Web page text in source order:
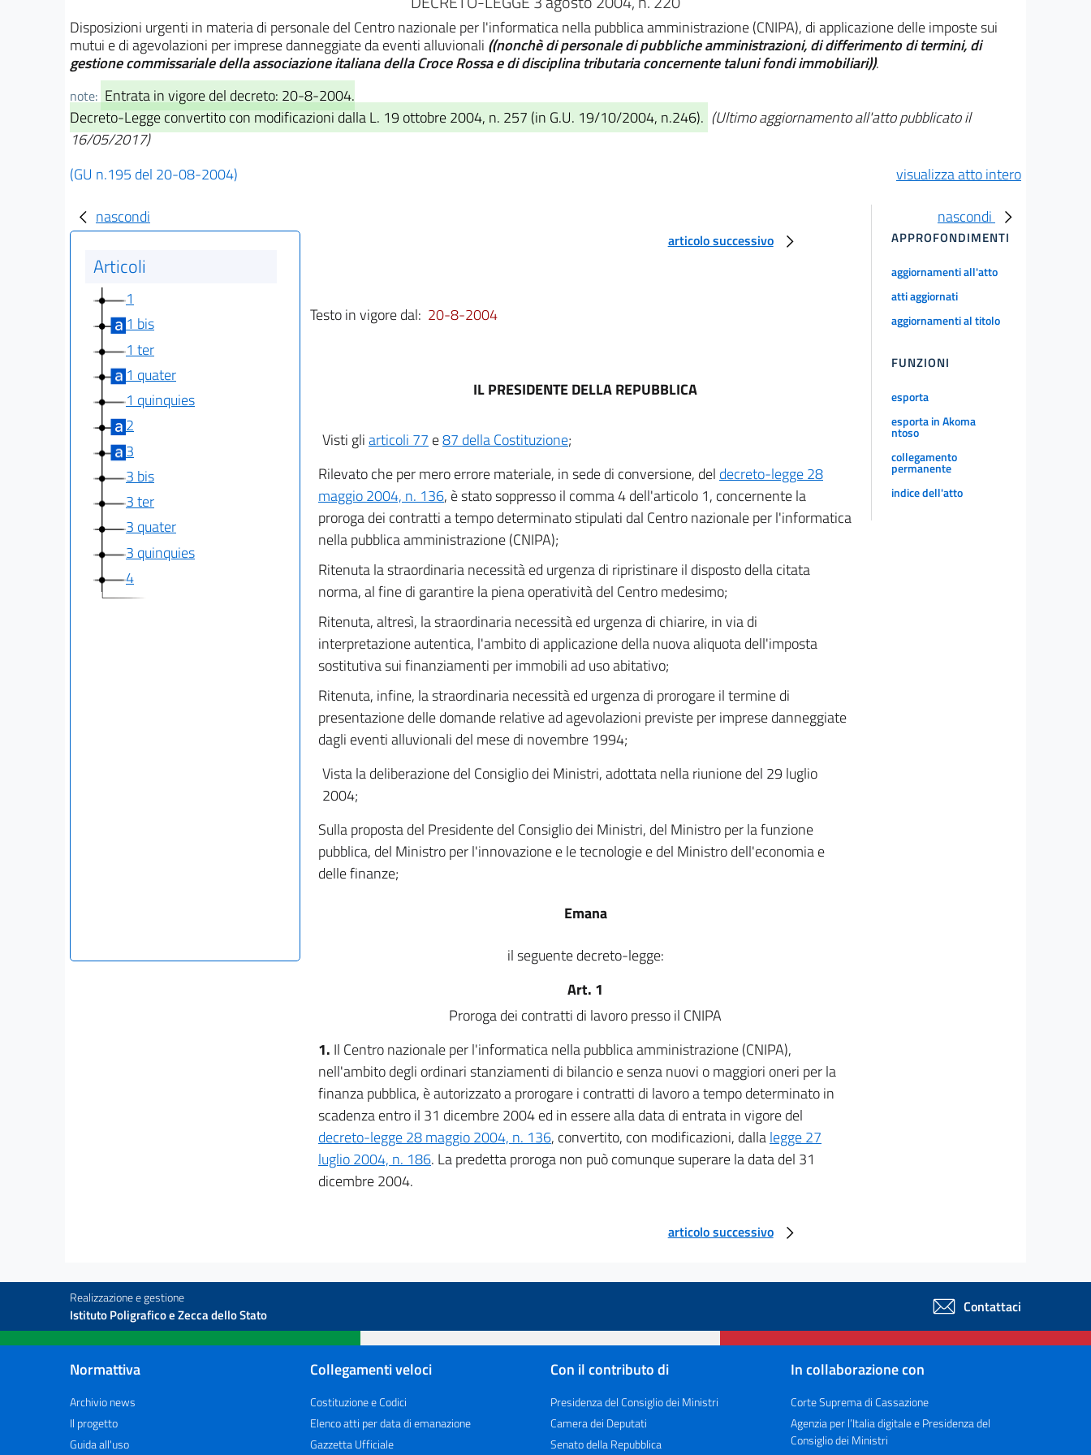
Disposizioni urgenti in materia di personale del Centro nazionale per l'informatica nella pubblica amministrazione (CNIPA), di applicazione delle imposte sui
mutui e di agevolazioni per imprese danneggiate da eventi alluvionali ((nonchè di personale di pubbliche amministrazioni, di differimento di termini, di
gestione commissariale della associazione italiana della Croce Rossa e di disciplina tributaria concernente taluni fondi immobiliari)).
note: Entrata in vigore del decreto: 20-8-2004.
Decreto-Legge convertito con modificazioni dalla L. 19 ottobre 2004, n. 257 (in G.U. 19/10/2004, n.246). (Ultimo aggiornamento all'atto pubblicato il
16/05/2017)
(GU n.195 del 20-08-2004)
visualizza atto intero
nascondi
Articoli
1
1 bis
1 ter
1 quater
1 quinquies
2
3
3 bis
3 ter
3 quater
3 quinquies
4
articolo successivo
Testo in vigore dal: 20-8-2004
IL PRESIDENTE DELLA REPUBBLICA
Visti gliarticoli 77 e87 della Costituzione;
Rilevato che per mero errore materiale, in sede di conversione, del decreto-legge 28
maggio 2004, n. 136, è stato soppresso il comma 4 dell'articolo 1, concernente la
proroga dei contratti a tempo determinato stipulati dal Centro nazionale per l'informatica
nella pubblica amministrazione (CNIPA);
Ritenuta la straordinaria necessità ed urgenza di ripristinare il disposto della citata
norma, al fine di garantire la piena operatività del Centro medesimo;
Ritenuta, altresì, la straordinaria necessità ed urgenza di chiarire, in via di
interpretazione autentica, l'ambito di applicazione della nuova aliquota dell'imposta
sostitutiva sui finanziamenti per immobili ad uso abitativo;
Ritenuta, infine, la straordinaria necessità ed urgenza di prorogare il termine di
presentazione delle domande relative ad agevolazioni previste per imprese danneggiate
dagli eventi alluvionali del mese di novembre 1994;
Vista la deliberazione del Consiglio dei Ministri, adottata nella riunione del 29 luglio
2004;
Sulla proposta del Presidente del Consiglio dei Ministri, del Ministro per la funzione
pubblica, del Ministro per l'innovazione e le tecnologie e del Ministro dell'economia e
delle finanze;
Emana
il seguente decreto-legge:
Art. 1
Proroga dei contratti di lavoro presso il CNIPA
1. Il Centro nazionale per l'informatica nella pubblica amministrazione (CNIPA),
nell'ambito degli ordinari stanziamenti di bilancio e senza nuovi o maggiori oneri per la
finanza pubblica, è autorizzato a prorogare i contratti di lavoro a tempo determinato in
scadenza entro il 31 dicembre 2004 ed in essere alla data di entrata in vigore del
decreto-legge 28 maggio 2004, n. 136, convertito, con modificazioni, dallalegge 27
luglio 2004, n. 186. La predetta proroga non può comunque superare la data del 31
dicembre 2004.
articolo successivo
nascondi
APPROFONDIMENTI
aggiornamenti all'atto
atti aggiornati
aggiornamenti al titolo
FUNZIONI
esporta
esporta in Akoma
ntoso
collegamento
permanente
indice dell'atto
Realizzazione e gestione
Istituto Poligrafico e Zecca dello Stato Contattaci
Normattiva
Archivio news
Il progetto
Guida all'uso
Collegamenti veloci
Costituzione e Codici
Elenco atti per data di emanazione
Gazzetta Ufficiale
Con il contributo di
Presidenza del Consiglio dei Ministri
Camera dei Deputati
Senato della Repubblica
In collaborazione con
Corte Suprema di Cassazione
Agenzia per l’Italia digitale e Presidenza del
Consiglio dei Ministri